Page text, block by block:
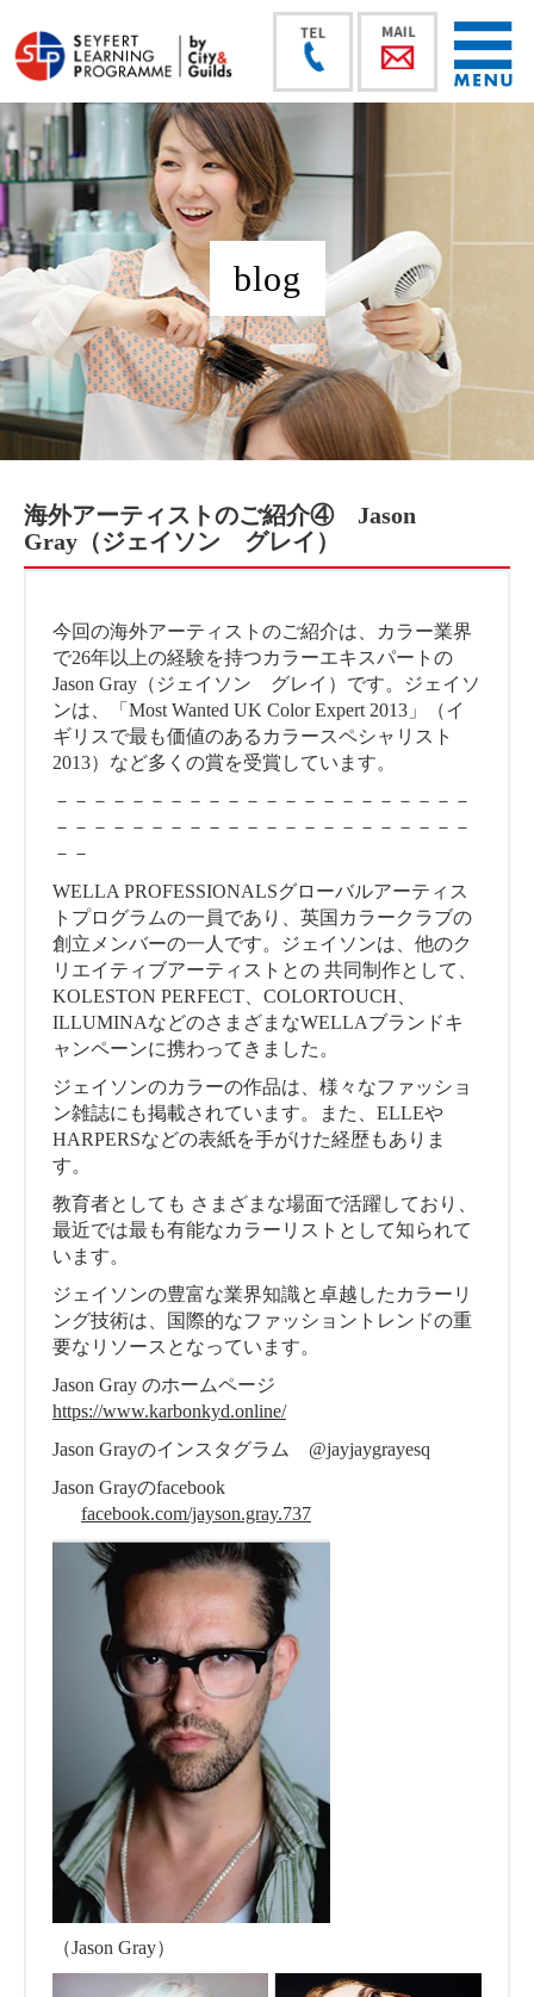
blog
海外アーティストのご紹介④ Jason
Gray（ジェイソン グレイ）
今回の海外アーティストのご紹介は、カラー業界
で26年以上の経験を持つカラーエキスパートの
Jason Gray（ジェイソン グレイ）です。ジェイソ
ンは、「Most Wanted UK Color Expert 2013」（イ
ギリスで最も価値のあるカラースペシャリスト
2013）など多くの賞を受賞しています。
－－－－－－－－－－－－－－－－－－－－－－
－－－－－－－－－－－－－－－－－－－－－－
－－
WELLA PROFESSIONALSグローバルアーティス
トプログラムの一員であり、英国カラークラブの
創立メンバーの一人です。ジェイソンは、他のク
リエイティブアーティストとの 共同制作として、
KOLESTON PERFECT、COLORTOUCH、
ILLUMINAなどのさまざまなWELLAブランドキ
ャンペーンに携わってきました。
ジェイソンのカラーの作品は、様々なファッショ
ン雑誌にも掲載されています。また、ELLEや
HARPERSなどの表紙を手がけた経歴もありま
す。
教育者としても さまざまな場面で活躍しており、
最近では最も有能なカラーリストとして知られて
います。
ジェイソンの豊富な業界知識と卓越したカラーリ
ング技術は、国際的なファッショントレンドの重
要なリソースとなっています。
Jason Gray のホームページ
https://www.karbonkyd.online/
Jason Grayのインスタグラム @jayjaygrayesq
Jason Grayのfacebook
facebook.com/jayson.gray.737
（Jason Gray）